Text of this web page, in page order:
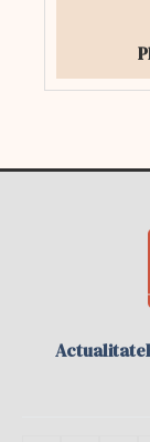
Actualitate